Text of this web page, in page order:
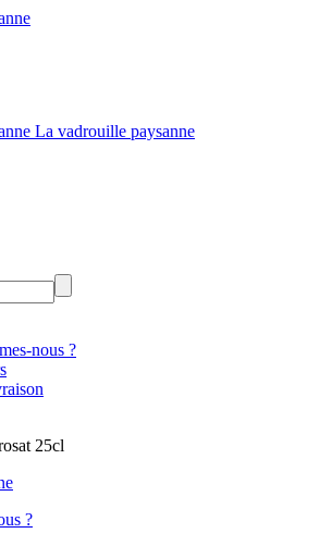
La vadrouille paysanne
nous ?
25cl
?